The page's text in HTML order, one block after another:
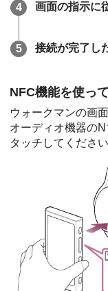
画面の指示に
接続が完了し
NFC機能を使っ
ウォークマンの画
オーディオ機器の
タッチしてください